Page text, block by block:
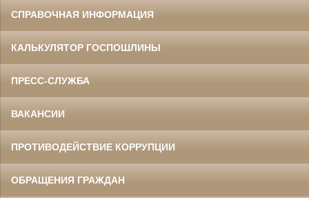
СПРАВОЧНАЯ ИНФОРМАЦИЯ
КАЛЬКУЛЯТОР ГОСПОШЛИНЫ
ПРЕСС-СЛУЖБА
ВАКАНСИИ
ПРОТИВОДЕЙСТВИЕ КОРРУПЦИИ
ОБРАЩЕНИЯ ГРАЖДАН